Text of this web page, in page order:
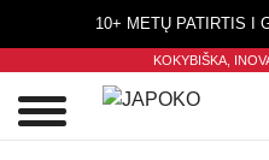
10+ METŲ PATIRTIS I
KOKYBIŠKA,